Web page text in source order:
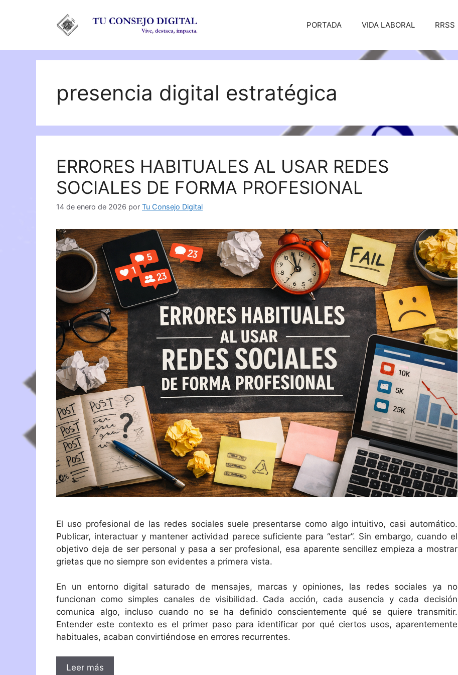
PORTADA VIDA LABORAL RRSS
presencia digital estratégica
ERRORES HABITUALES AL USAR REDES
SOCIALES DE FORMA PROFESIONAL
14 de enero de 2026 por Tu Consejo Digital
El uso profesional de las redes sociales suele presentarse como algo intuitivo, casi automático.
Publicar, interactuar y mantener actividad parece suficiente para “estar”. Sin embargo, cuando el
objetivo deja de ser personal y pasa a ser profesional, esa aparente sencillez empieza a mostrar
grietas que no siempre son evidentes a primera vista.
En un entorno digital saturado de mensajes, marcas y opiniones, las redes sociales ya no
funcionan como simples canales de visibilidad. Cada acción, cada ausencia y cada decisión
comunica algo, incluso cuando no se ha definido conscientemente qué se quiere transmitir.
Entender este contexto es el primer paso para identificar por qué ciertos usos, aparentemente
habituales, acaban convirtiéndose en errores recurrentes.
Leer más